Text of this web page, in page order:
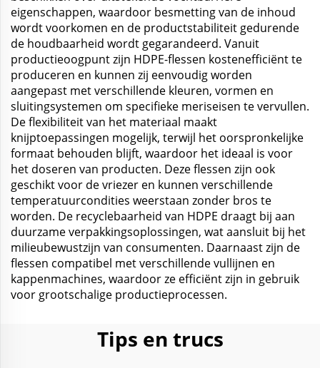
eigenschappen, waardoor besmetting van de inhoud
wordt voorkomen en de productstabiliteit gedurende
de houdbaarheid wordt gegarandeerd. Vanuit
productieoogpunt zijn HDPE-flessen kostenefficiënt te
produceren en kunnen zij eenvoudig worden
aangepast met verschillende kleuren, vormen en
sluitingsystemen om specifieke meriseisen te vervullen.
De flexibiliteit van het materiaal maakt
knijptoepassingen mogelijk, terwijl het oorspronkelijke
formaat behouden blijft, waardoor het ideaal is voor
het doseren van producten. Deze flessen zijn ook
geschikt voor de vriezer en kunnen verschillende
temperatuurcondities weerstaan zonder bros te
worden. De recyclebaarheid van HDPE draagt bij aan
duurzame verpakkingsoplossingen, wat aansluit bij het
milieubewustzijn van consumenten. Daarnaast zijn de
flessen compatibel met verschillende vullijnen en
kappenmachines, waardoor ze efficiënt zijn in gebruik
voor grootschalige productieprocessen.
Tips en trucs